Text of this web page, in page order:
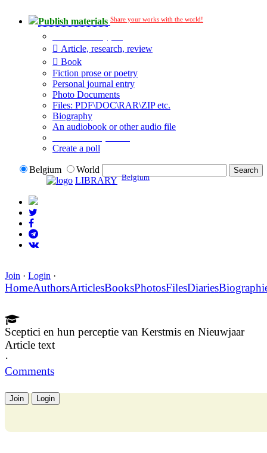
Publish materials Share your works with the world!
Article, research, review
Book
Fiction prose or poetry
Personal journal entry
Photo Documents
Files: PDF\DOC\RAR\ZIP etc.
Biography
An audiobook or other audio file
Create a poll
Belgium
World
LIBRARY Belgium
Join · Login ·
HomeAuthorsArticlesBooksPhotosFilesDiaries
Sceptici en hun perceptie van Kerstmis en Nieuwjaar
Article text
·
Comments
Join Login